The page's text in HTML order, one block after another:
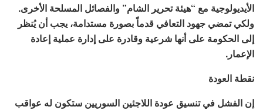
الأيديولوجية مع “هيئة تحرير الشام” والفصائل المسلحة الأخرى.
ولكي تمضي جهود التعافي قدماً بصورة مستدامة، يجب أن يُنظر
إلى الحكومة على أنها شرعية وقادرة على إدارة عملية إعادة
الإعمار.
نقطة العودة
إن الفشل في تنسيق عودة اللاجئين السوريين ستكون له عواقب